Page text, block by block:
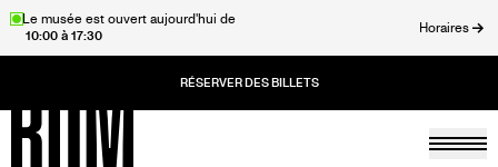
AllerLe musée est ouvert aujourd'hui de
10:00 à 17:30
Horaires